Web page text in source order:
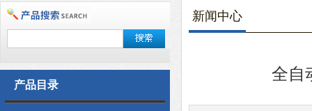
产品目录
新闻中心
全自